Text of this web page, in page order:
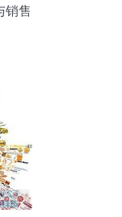
销售